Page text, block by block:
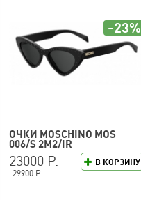
ОЧКИ MOSCHINO MOS
006/S 2M2/IR
В КОРЗИНУ
23000 Р.
29900 Р.
-23%